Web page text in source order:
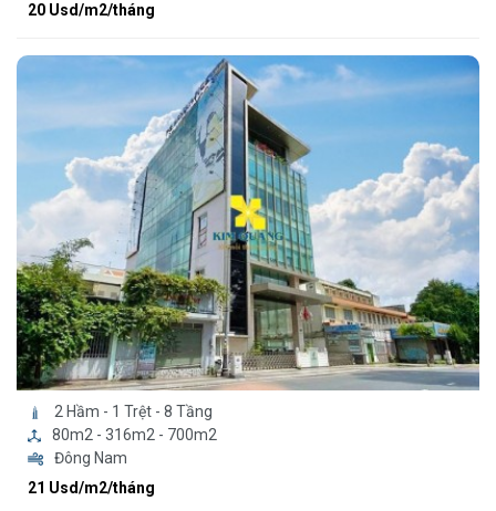
20 Usd/m2/tháng
2 Hầm - 1 Trệt - 8 Tầng
80m2 - 316m2 - 700m2
Đông Nam
21 Usd/m2/tháng